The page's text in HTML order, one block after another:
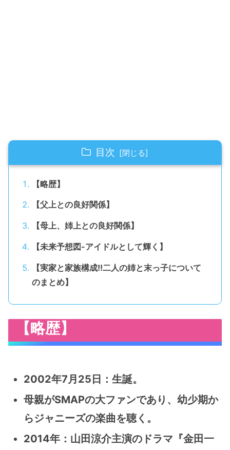
目次
【略歴】
【父上との良好関係】
【母上、姉上との良好関係】
【未来予想図-アイドルとして輝く】
【実家と家族構成!!二人の姉と末っ子について
のまとめ】
【略歴】
2002年7月25日 ： 生誕。
母親がSMAPの大ファンであり、幼少期か
らジャニーズの楽曲を聴く。
2014年 ： 山田涼介主演のドラマ『金田一